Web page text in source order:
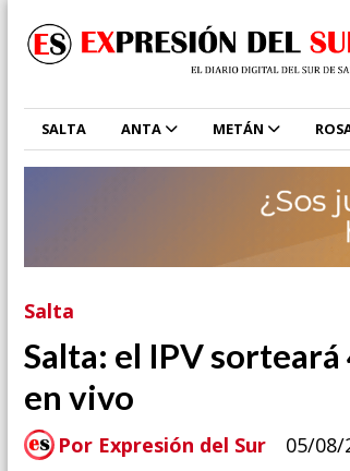
SALTA ANTA METÁN
Salta: el IPV
en vivo
Salta
05/08/
Por Expresión del Sur